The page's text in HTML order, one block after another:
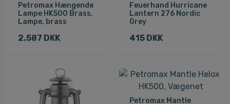
Petromax Hængende
Lampe HK500 Brass,
Lampe, brass
2.587 DKK
Feuerhand Hurricane
Lantern 276 Nordic
Grey
415 DKK
Petromax Mantle